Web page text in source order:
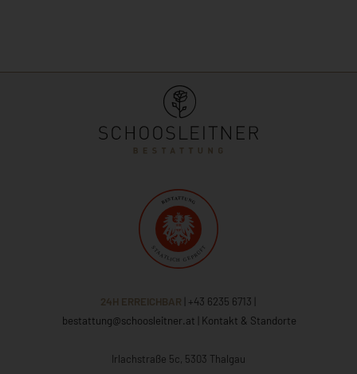
24H ERREICHBAR | +43 6235 6713
bestattung@schoosleitner.at
Kontakt & Standorte
Irlachstraße 5c, 5303 Thalgau